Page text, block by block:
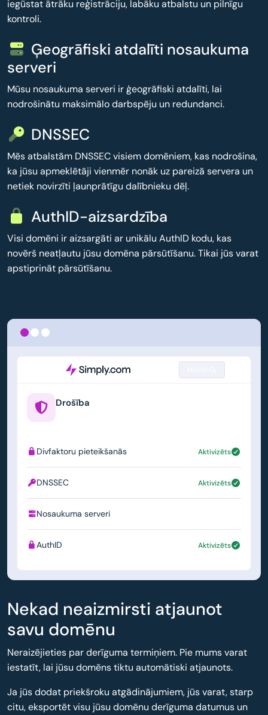
iegūstat ātrāku reģistrāciju, labāku atbalstu un pilnīgu
kontroli.
Ģeogrāfiski atdalīti nosaukuma
serveri
Mūsu nosaukuma serveri ir ģeogrāfiski atdalīti, lai
nodrošinātu maksimālo darbspēju un redundanci.
DNSSEC
Mēs atbalstām DNSSEC visiem domēniem, kas nodrošina,
ka jūsu apmeklētāji vienmēr nonāk uz pareizā servera un
netiek novirzīti ļaunprātīgu dalībnieku dēļ.
AuthID-aizsardzība
Visi domēni ir aizsargāti ar unikālu AuthID kodu, kas
novērš neatļautu jūsu domēna pārsūtīšanu. Tikai jūs varat
apstiprināt pārsūtīšanu.
Drošība
Divfaktoru pieteikšanās Aktivizēts
DNSSEC Aktivizēts
Nosaukuma serveri
AuthID Aktivizēts
Nekad neaizmirsti atjaunot
savu domēnu
Neraizējieties par derīguma termiņiem. Pie mums varat
iestatīt, lai jūsu domēns tiktu automātiski atjaunots.
Ja jūs dodat priekšroku atgādinājumiem, jūs varat, starp
citu, eksportēt visu jūsu domēnu derīguma datumus un